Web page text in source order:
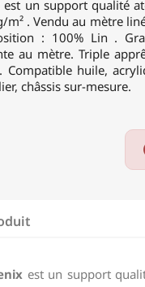
un support qualité
. Vendu au mètre
: 100% Lin .
au mètre. Triple
huile,
châssis sur-mesure.
est un support